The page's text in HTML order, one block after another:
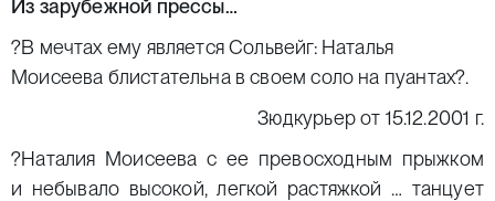
Из зарубежной прессы…
?В мечтах ему является Сольвейг: Наталья
Моисеева блистательна в своем соло на пуантах?.
Зюдкурьер от 15.12.2001 г.
?Наталия Моисеева с ее превосходным прыжком
и небывало высокой, легкой растяжкой … танцует